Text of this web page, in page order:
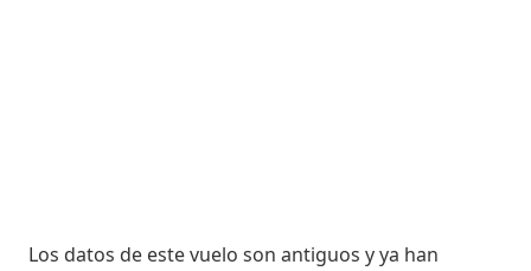
Los datos de este vuelo son antiguos y ya han